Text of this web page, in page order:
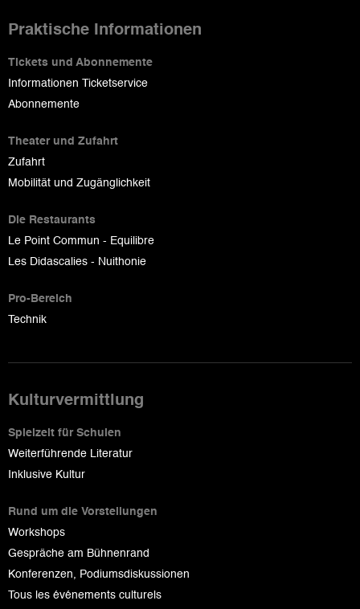
Praktische Informationen
Tickets und Abonnemente
Informationen Ticketservice
Abonnemente
Theater und Zufahrt
Zufahrt
Mobilität und Zugänglichkeit
Die Restaurants
Le Point Commun - Equilibre
Les Didascalies - Nuithonie
Pro-Bereich
Technik
Kulturvermittlung
Spielzeit für Schulen
Weiterführende Literatur
Inklusive Kultur
Rund um die Vorstellungen
Workshops
Gespräche am Bühnenrand
Konferenzen, Podiumsdiskussionen
Tous les événements culturels